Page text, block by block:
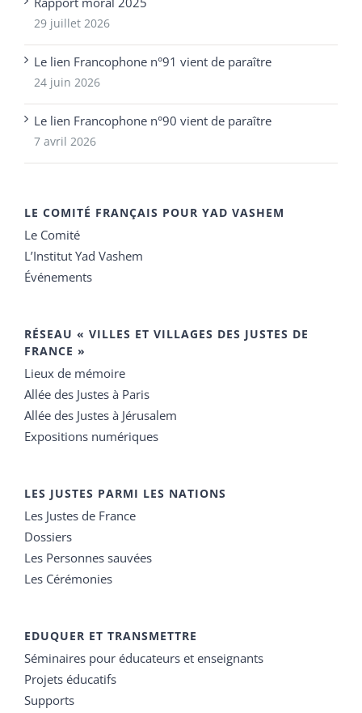
29 juillet 2026
Le lien Francophone n°91 vient de paraître
24 juin 2026
Le lien Francophone n°90 vient de paraître
7 avril 2026
LE COMITÉ FRANÇAIS POUR YAD VASHEM
Le Comité
L’Institut Yad Vashem
Événements
RÉSEAU « VILLES ET VILLAGES DES JUSTES DE
FRANCE »
Lieux de mémoire
Allée des Justes à Paris
Allée des Justes à Jérusalem
Expositions numériques
LES JUSTES PARMI LES NATIONS
Les Justes de France
Dossiers
Les Personnes sauvées
Les Cérémonies
EDUQUER ET TRANSMETTRE
Séminaires pour éducateurs et enseignants
Projets éducatifs
Supports